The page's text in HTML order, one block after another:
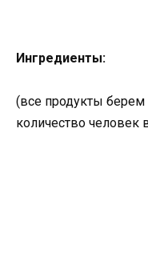
Ингредиенты:
(все продукты берем
количество человек